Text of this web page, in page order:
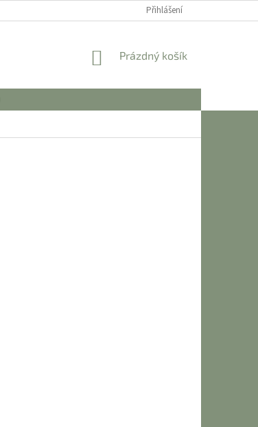
Přihlášení
NÁKUPNÍ
Prázdný košík